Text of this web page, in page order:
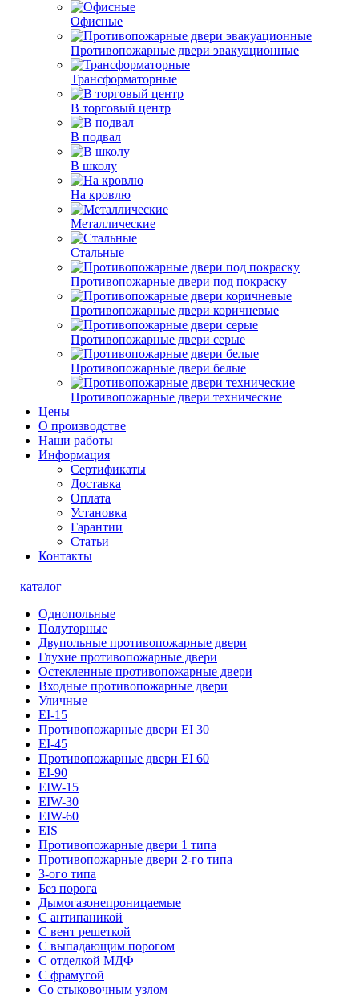
Офисные
Противопожарные двери эвакуационные
Трансформаторные
В торговый центр
В подвал
В школу
На кровлю
Металлические
Стальные
Противопожарные двери под покраску
Противопожарные двери коричневые
Противопожарные двери серые
Противопожарные двери белые
Противопожарные двери технические
Цены
О производстве
Наши работы
Информация
Сертификаты
Доставка
Оплата
Установка
Гарантии
Статьи
Контакты
каталог
Однопольные
Полуторные
Двупольные противопожарные двери
Глухие противопожарные двери
Остекленные противопожарные двери
Входные противопожарные двери
Уличные
EI-15
Противопожарные двери EI 30
EI-45
Противопожарные двери EI 60
EI-90
EIW-15
EIW-30
EIW-60
EIS
Противопожарные двери 1 типа
Противопожарные двери 2-го типа
3-ого типа
Без порога
Дымогазонепроницаемые
С антипаникой
С вент решеткой
С выпадающим порогом
С отделкой МДФ
С фрамугой
Со стыковочным узлом